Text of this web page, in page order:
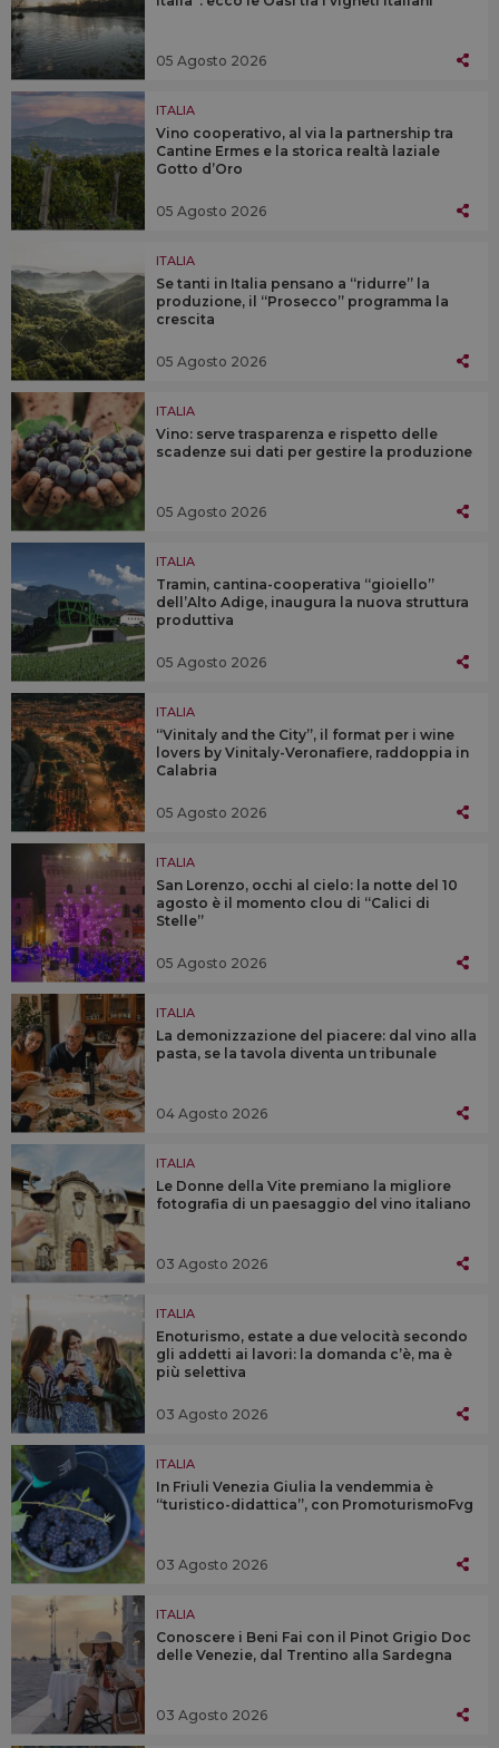
05 Agosto 2026
ITALIA
Vino cooperativo, al via la partnership tra
Cantine Ermes e la storica realtà laziale
Gotto d’Oro
05 Agosto 2026
ITALIA
Se tanti in Italia pensano a “ridurre” la
produzione, il “Prosecco” programma la
crescita
05 Agosto 2026
ITALIA
Vino: serve trasparenza e rispetto delle
scadenze sui dati per gestire la produzione
05 Agosto 2026
ITALIA
Tramin, cantina-cooperativa “gioiello”
dell’Alto Adige, inaugura la nuova struttura
produttiva
05 Agosto 2026
ITALIA
“Vinitaly and the City”, il format per i wine
lovers by Vinitaly-Veronafiere, raddoppia in
Calabria
05 Agosto 2026
ITALIA
San Lorenzo, occhi al cielo: la notte del 10
agosto è il momento clou di “Calici di
Stelle”
05 Agosto 2026
ITALIA
La demonizzazione del piacere: dal vino alla
pasta, se la tavola diventa un tribunale
04 Agosto 2026
ITALIA
Le Donne della Vite premiano la migliore
fotografia di un paesaggio del vino italiano
03 Agosto 2026
ITALIA
Enoturismo, estate a due velocità secondo
gli addetti ai lavori: la domanda c’è, ma è
più selettiva
03 Agosto 2026
ITALIA
In Friuli Venezia Giulia la vendemmia è
“turistico-didattica”, con PromoturismoFvg
03 Agosto 2026
ITALIA
Conoscere i Beni Fai con il Pinot Grigio Doc
delle Venezie, dal Trentino alla Sardegna
03 Agosto 2026